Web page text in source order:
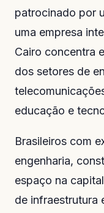
patrocinado por
uma empresa
Cairo concentra
dos setores de
educação e
Brasileiros com
engenharia,
espaço na
de infraestrutura